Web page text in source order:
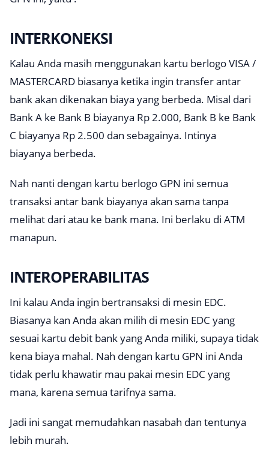
INTERKONEKSI
Kalau Anda masih menggunakan kartu berlogo VISA /
MASTERCARD biasanya ketika ingin transfer antar
bank akan dikenakan biaya yang berbeda. Misal dari
Bank A ke Bank B biayanya Rp 2.000, Bank B ke Bank
C biayanya Rp 2.500 dan sebagainya. Intinya
biayanya berbeda.
Nah nanti dengan kartu berlogo GPN ini semua
transaksi antar bank biayanya akan sama tanpa
melihat dari atau ke bank mana. Ini berlaku di ATM
manapun.
INTEROPERABILITAS
Ini kalau Anda ingin bertransaksi di mesin EDC.
Biasanya kan Anda akan milih di mesin EDC yang
sesuai kartu debit bank yang Anda miliki, supaya tidak
kena biaya mahal. Nah dengan kartu GPN ini Anda
tidak perlu khawatir mau pakai mesin EDC yang
mana, karena semua tarifnya sama.
Jadi ini sangat memudahkan nasabah dan tentunya
lebih murah.